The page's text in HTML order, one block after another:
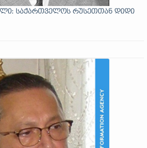
საქართველოს რუსეთთან დიდი